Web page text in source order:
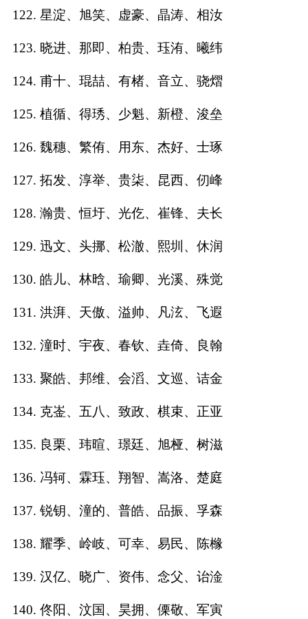
122. 星淀、旭笑、虚豪、晶涛、相汝
123. 晓进、那即、柏贵、珏洧、曦纬
124. 甫十、琨喆、有楮、音立、骁熠
125. 植循、得琇、少魁、新橙、浚垒
126. 魏穗、繁侑、用东、杰好、士琢
127. 拓发、淳举、贵柒、昆西、仞峰
128. 瀚贵、恒圩、光仡、崔锋、夫长
129. 迅文、头挪、松澈、熙圳、休润
130. 皓儿、林晗、瑜卿、光溪、殊觉
131. 洪湃、天傲、溢帅、凡泫、飞遐
132. 潼时、宇夜、春钦、垚倚、良翰
133. 聚皓、邦维、会滔、文巡、诘金
134. 克崟、五八、致政、棋束、正亚
135. 良栗、玮暄、璟廷、旭桠、树滋
136. 冯轲、霖珏、翔智、嵩洛、楚庭
137. 锐钥、潼的、普皓、品振、孚森
138. 耀季、岭岐、可幸、易民、陈橼
139. 汉亿、晓广、资伟、念父、诒淦
140. 佟阳、汶国、昊拥、傈敬、军寅